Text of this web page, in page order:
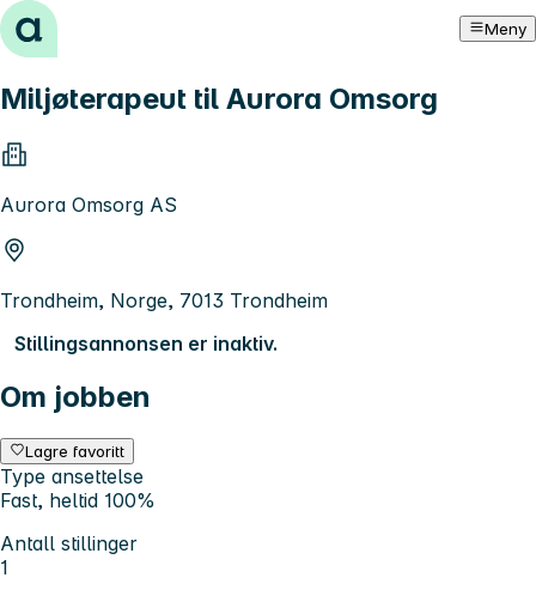
Hopp til innhold Meny
Miljøterapeut til Aurora Omsorg
Aurora Omsorg AS
Trondheim, Norge, 7013 Trondheim
Stillingsannonsen er inaktiv.
Om jobben
Lagre favoritt
Type ansettelse
Fast, heltid 100%
Antall stillinger
1